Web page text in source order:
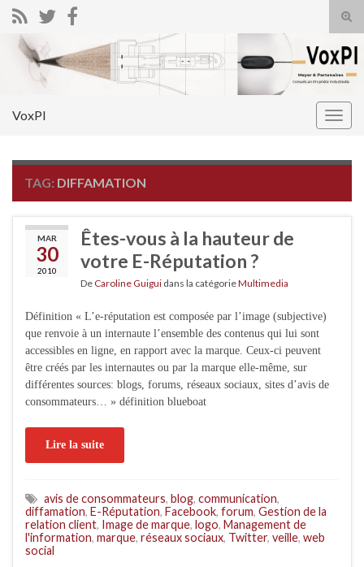
Search for:
VoxPI
TAG: DIFFAMATION
MAR
30
2010
Êtes-vous à la hauteur de
votre E-Réputation ?
De Caroline Guigui dans la catégorieMultimedia
Définition « L’e-réputation est composée par l’image (subjective)
que renvoie à un internaute l’ensemble des contenus qui lui sont
accessibles en ligne, en rapport avec la marque. Ceux-ci peuvent
être créés par les internautes ou par la marque elle-même, sur
différentes sources: blogs, forums, réseaux sociaux, sites d’avis de
consommateurs… » définition blueboat
Lire la suite
avis de consommateurs, blog, communication,
diffamation, E-Réputation, Facebook, forum, Gestion de la
relation client, Image de marque, logo, Management de
l'information, marque, réseaux sociaux, Twitter, veille, web
social